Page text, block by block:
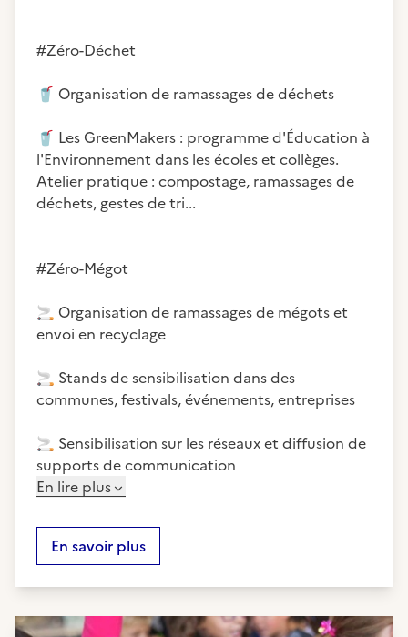
#Zéro-Déchet
🥤 Organisation de ramassages de déchets
🥤 Les GreenMakers : programme d'Éducation à
l'Environnement dans les écoles et collèges.
Atelier pratique : compostage, ramassages de
déchets, gestes de tri...
#Zéro-Mégot
🚬 Organisation de ramassages de mégots et
envoi en recyclage
🚬 Stands de sensibilisation dans des
communes, festivals, événements, entreprises
🚬 Sensibilisation sur les réseaux et diffusion de
supports de communication
En lire plus
En savoir plus